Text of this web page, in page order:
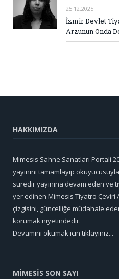
25.12.2025
İzmir Devlet
Arzunun Onda
HAKKIMIZDA
Mimesis Sahne Sanatları Portali
yayınını tamamlayıp
süredir yayınına devam eden ve
yer edinen Mimesis Tiyatro Çeviri
çizgisini, güncelliğe müdahale
korumak niyetindedir.
Devamını okumak için tıklayınız...
MİMESİS SON SAYI